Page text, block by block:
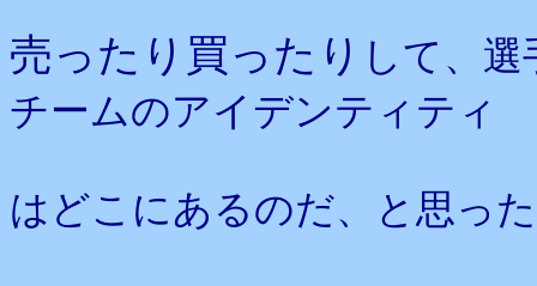
売ったり買ったり して、
チームのアイデンティティ
はどこにあるのだ、と思っ